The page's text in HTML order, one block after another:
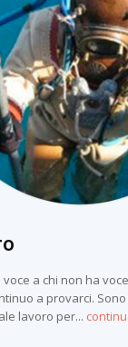
a chi non ha
a provarci.
lavoro per...